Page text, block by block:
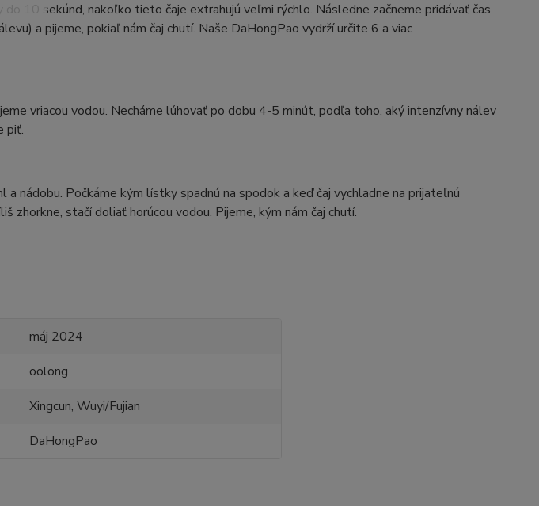
10 sekúnd, nakoľko tieto čaje extrahujú veľmi rýchlo. Následne začneme pridávať čas
a pijeme, pokiaľ nám čaj chutí. Naše DaHongPao vydrží určite 6 a viac
vriacou vodou. Necháme lúhovať po dobu 4-5 minút, podľa toho, aký intenzívny nálev
piť.
a nádobu. Počkáme kým lístky spadnú na spodok a keď čaj vychladne na prijateľnú
zhorkne, stačí doliať horúcou vodou. Pijeme, kým nám čaj chutí.
máj 2024
oolong
Xingcun, Wuyi/Fujian
DaHongPao